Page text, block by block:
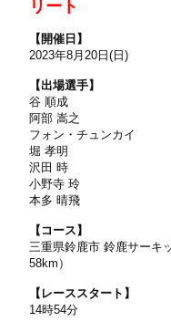
リート
【開催日】
2023年8月20日(日)
【出場選手】
谷 順成
阿部 嵩之
フォン・チュンカイ
堀 孝明
沢田 時
小野寺 玲
本多 晴飛
【コース】
三重県鈴鹿市 鈴鹿サーキ
58km）
【レーススタート】
14時54分